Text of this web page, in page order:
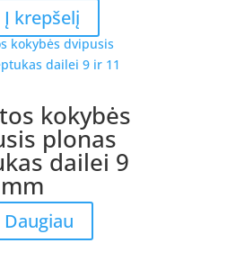
Į krepšelį
kokybės
plonas
dailei 9
Daugiau